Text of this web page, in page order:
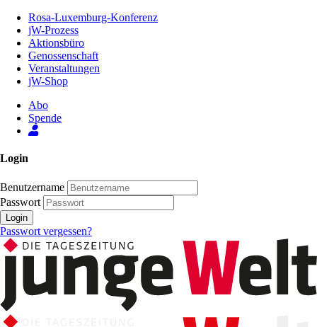
Inhalt
Seite
Rosa-Luxemburg-Konferenz
jW-Prozess
Aktionsbüro
Genossenschaft
Veranstaltungen
jW-Shop
Abo
Spende
Login
Benutzername
Passwort
Login
Passwort vergessen?